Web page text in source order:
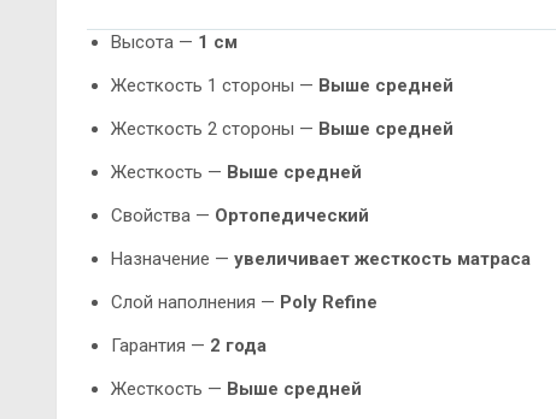
Высота — 1 см
Жесткость 1 стороны — Выше средней
Жесткость 2 стороны — Выше средней
Жесткость — Выше средней
Свойства — Ортопедический
Назначение — увеличивает жесткость матраса
Слой наполнения — Poly Refine
Гарантия — 2 года
Жесткость — Выше средней